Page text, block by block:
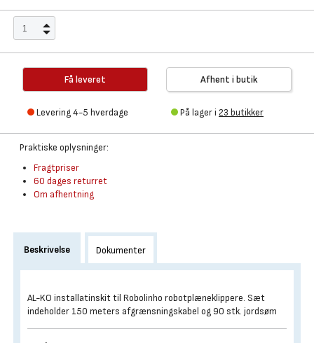
Få leveret
Levering 4-5 hverdage
Afhent i butik
På lager i 23 butikker
Praktiske oplysninger:
Fragtpriser
60 dages returret
Om afhentning
Beskrivelse Dokumenter
AL-KO installatinskit til Robolinho robotplæneklippere. Sæt
indeholder 150 meters afgrænsningskabel og 90 stk. jordsøm